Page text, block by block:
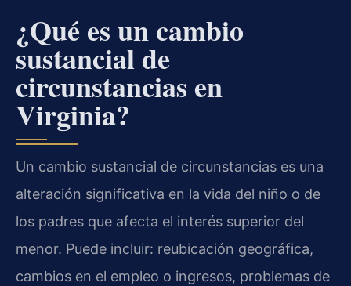
¿Qué es un cambio
sustancial de
circunstancias en
Virginia?
Un cambio sustancial de circunstancias es una
alteración significativa en la vida del niño o de
los padres que afecta el interés superior del
menor. Puede incluir: reubicación geográfica,
cambios en el empleo o ingresos, problemas de